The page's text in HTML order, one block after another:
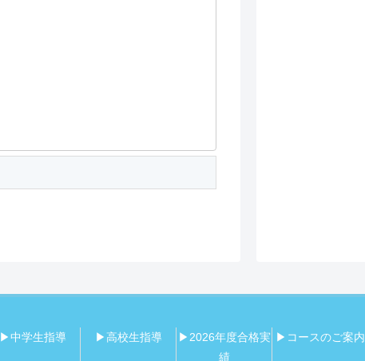
▶中学生指導 ▶高校生指導
▶2026年度合格実
績
▶コースのご案内